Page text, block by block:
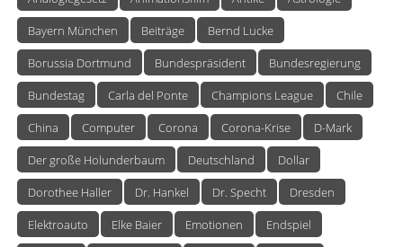
Bayern München
Beiträge
Bernd Lucke
Borussia Dortmund
Bundespräsident
Bundesregierung
Bundestag
Carla del Ponte Champions League
Chile
China
Computer Corona Corona-Krise
D-Mark
Der große Holunderbaum
Deutschland
Dollar
Dorothee Haller
Dr. Hankel Dr. Specht
Dresden
Elektroauto
Elke Baier Emotionen
Endspiel